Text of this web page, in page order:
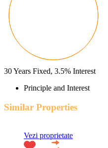
30Years Fixed, 3.5% Interest
Principle and Interest
Similar Properties
Vezi proprietate